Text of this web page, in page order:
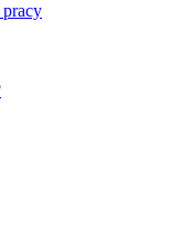
pracy